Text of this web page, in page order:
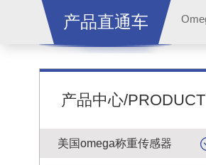
产品直通车
产品中心/PRODUCT
美国omega称重传感器